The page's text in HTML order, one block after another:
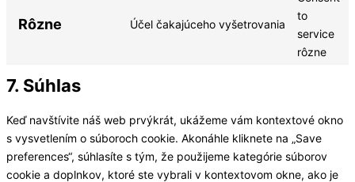
Rôzne Účel čakajúceho vyšetrovania
to
service
rôzne
7. Súhlas
Keď navštívite náš web prvýkrát, ukážeme vám kontextové okno
s vysvetlením o súboroch cookie. Akonáhle kliknete na „Save
preferences“, súhlasíte s tým, že použijeme kategórie súborov
cookie a doplnkov, ktoré ste vybrali v kontextovom okne, ako je